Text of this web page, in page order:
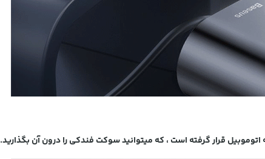
قرار گرفته است ، که میتوانید سوکت فندکی را درون آن بگذارید.